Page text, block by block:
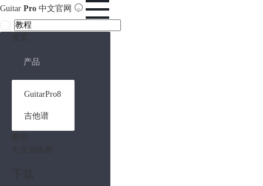
Guitar Pro 中文官网
产品
GuitarPro8
吉他谱